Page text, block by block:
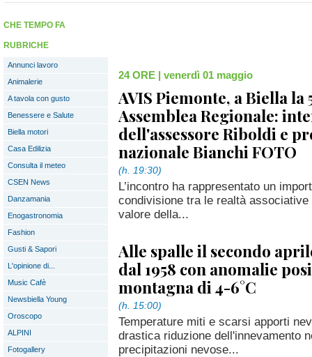
CHE TEMPO FA
RUBRICHE
Annunci lavoro
Animalerie
A tavola con gusto
Benessere e Salute
Biella motori
Casa Edilizia
Consulta il meteo
CSEN News
Danzamania
Enogastronomia
Fashion
Gusti & Sapori
L'opinione di...
Music Cafè
Newsbiella Young
Oroscopo
ALPINI
Fotogallery
24 ORE | venerdì 01 maggio
AVIS Piemonte, a Biella la
Assemblea Regionale:
dell'assessore Riboldi e
nazionale Bianchi FOTO
(h. 19:30)
L’incontro ha rappresentato un
condivisione tra le realtà
valore della...
Alle spalle il secondo
dal 1958 con anomalie
montagna di 4-6°C
(h. 15:00)
Temperature miti e scarsi apporti
drastica riduzione dell'innevamento
precipitazioni nevose...